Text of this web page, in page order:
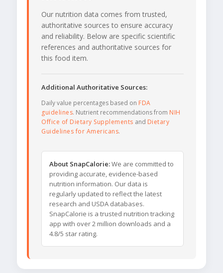
Our nutrition data comes from trusted,
authoritative sources to ensure accuracy
and reliability. Below are specific scientific
references and authoritative sources for
this food item.
Additional Authoritative Sources:
Daily value percentages based on FDA
guidelines. Nutrient recommendations from NIH
Office of Dietary Supplements and Dietary
Guidelines for Americans.
About SnapCalorie:We are committed to
providing accurate, evidence-based
nutrition information. Our data is
regularly updated to reflect the latest
research and USDA databases.
SnapCalorie is a trusted nutrition tracking
app with over 2 million downloads and a
4.8/5 star rating.